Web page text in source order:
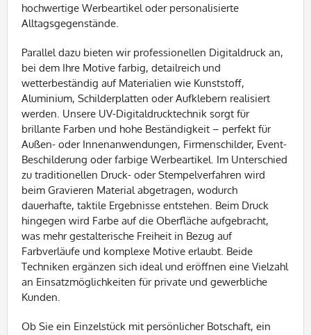
hochwertige Werbeartikel oder personalisierte
Alltagsgegenstände.
Parallel dazu bieten wir professionellen Digitaldruck an,
bei dem Ihre Motive farbig, detailreich und
wetterbeständig auf Materialien wie Kunststoff,
Aluminium, Schilderplatten oder Aufklebern realisiert
werden. Unsere UV-Digitaldrucktechnik sorgt für
brillante Farben und hohe Beständigkeit – perfekt für
Außen- oder Innenanwendungen, Firmenschilder, Event-
Beschilderung oder farbige Werbeartikel. Im Unterschied
zu traditionellen Druck- oder Stempelverfahren wird
beim Gravieren Material abgetragen, wodurch
dauerhafte, taktile Ergebnisse entstehen. Beim Druck
hingegen wird Farbe auf die Oberfläche aufgebracht,
was mehr gestalterische Freiheit in Bezug auf
Farbverläufe und komplexe Motive erlaubt. Beide
Techniken ergänzen sich ideal und eröffnen eine Vielzahl
an Einsatzmöglichkeiten für private und gewerbliche
Kunden.
Ob Sie ein Einzelstück mit persönlicher Botschaft, ein